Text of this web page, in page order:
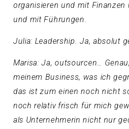
organisieren und mit
und mit Führungen.
Julia: Leadership. Ja, absolut
Marisa: Ja, outsourcen…
meinem Business, was ich
das ist zum einen noch nicht
noch relativ frisch für mich
als Unternehmerin nicht nur